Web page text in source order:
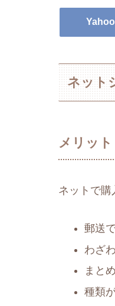
ネット
メリット
ネットで購
郵送
わざ
まと
種類